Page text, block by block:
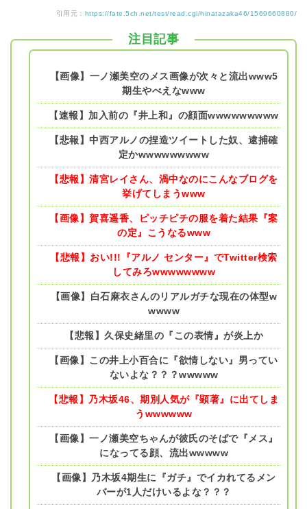
引用元： https://fate.5ch.net/test/read.cgi/hinatazaka46/1569660880/
注目記事
【画像】一ノ瀬美空のメス画像が次々と流出www5
期生やべえなwww
【速報】加入前の『井上和』の顔面wwwwwwwww
【悲報】中西アルノの捏造ツイートした奴、逮捕確
定かwwwwwwwww
【悲報】清宮レイさん、渦中なのにこんなブログを
挙げてしまうwww
【画像】賀喜遥香、ピッチピチの服を着た結果『案
の定』こうなるwww
【悲報】おい!!!『アルノ センター』でTwitter検索
してみろwwwwwwww
【画像】白石麻衣さんのリアルガチな現在の体型w
wwww
【悲報】久保史緒里の『この表情』が炎上か
【画像】この井上小百合に『欲情しない』男ってい
ないよな？？？wwwww
【悲報】乃木坂46、期別人気が『顕著』に出てしま
うwwwwww
【画像】一ノ瀬美空ちゃんが彼氏のそばで『メス』
になってる顔、流出wwwww
【画像】乃木坂4期生に『ガチ』でイカれてるメン
バーが1人だけいるよな？？？